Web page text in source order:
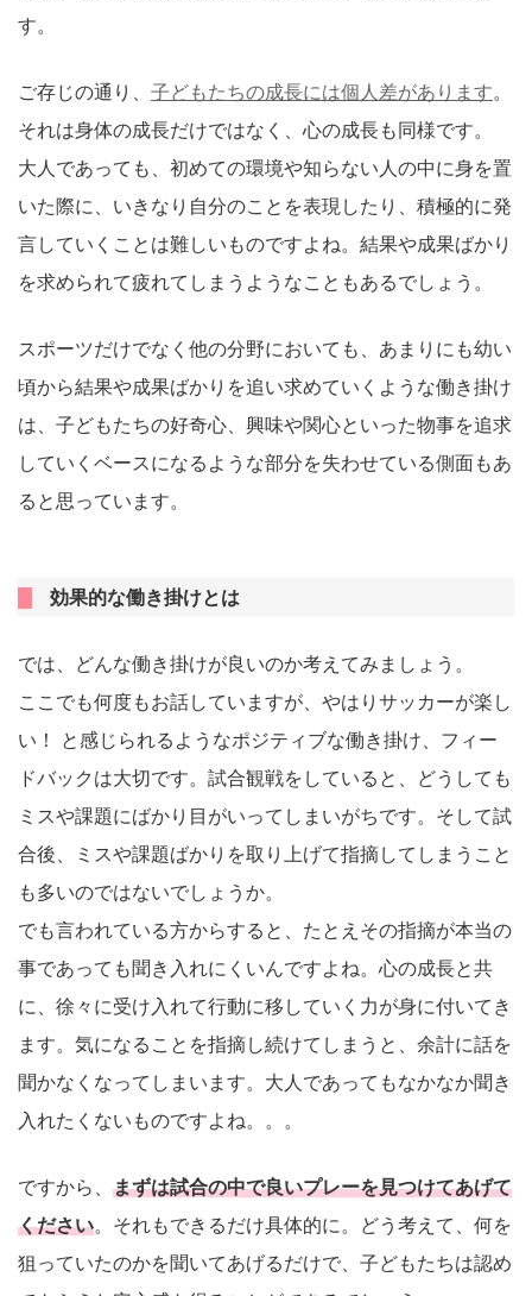
す。
ご存じの通り、 子どもたちの成長には個人差があります。
それは身体の成長だけではなく、心の成長も同様です。
大人であっても、初めての環境や知らない人の中に身を置
いた際に、いきなり自分のことを表現したり、積極的に発
言していくことは難しいものですよね。結果や成果ばかり
を求められて疲れてしまうようなこともあるでしょう。
スポーツだけでなく他の分野においても、あまりにも幼い
頃から結果や成果ばかりを追い求めていくような働き掛け
は、子どもたちの好奇心、興味や関心といった物事を追求
していくベースになるような部分を失わせている側面もあ
ると思っています。
効果的な働き掛けとは
では、どんな働き掛けが良いのか考えてみましょう。
ここでも何度もお話していますが、やはりサッカーが楽し
い！ と感じられるようなポジティブな働き掛け、フィー
ドバックは大切です。試合観戦をしていると、どうしても
ミスや課題にばかり目がいってしまいがちです。そして試
合後、ミスや課題ばかりを取り上げて指摘してしまうこと
も多いのではないでしょうか。
でも言われている方からすると、たとえその指摘が本当の
事であっても聞き入れにくいんですよね。心の成長と共
に、徐々に受け入れて行動に移していく力が身に付いてき
ます。気になることを指摘し続けてしまうと、余計に話を
聞かなくなってしまいます。大人であってもなかなか聞き
入れたくないものですよね。。。
ですから、 まずは試合の中で良いプレーを見つけてあげて
ください。それもできるだけ具体的に。どう考えて、何を
狙っていたのかを聞いてあげるだけで、子どもたちは認め